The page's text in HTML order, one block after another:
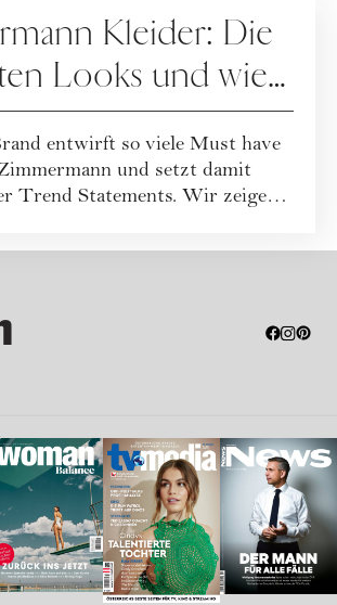
Kleider: Die
Looks und wie
kombinieren
entwirft so viele Must have
und setzt damit
Trend Statements. Wir zeigen